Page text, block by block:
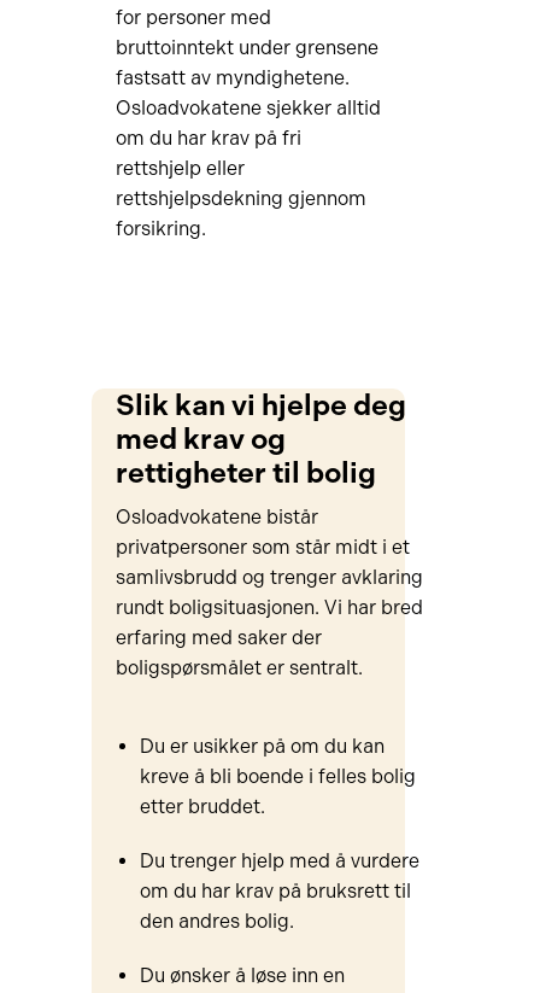
for personer med
bruttoinntekt under grensene
fastsatt av myndighetene.
Osloadvokatene sjekker alltid
om du har krav på fri
rettshjelp eller
rettshjelpsdekning gjennom
forsikring.
Slik kan vi hjelpe deg
med krav og
rettigheter til bolig
Osloadvokatene bistår
privatpersoner som står midt i et
samlivsbrudd og trenger avklaring
rundt boligsituasjonen. Vi har bred
erfaring med saker der
boligspørsmålet er sentralt.
Du er usikker på om du kan
kreve å bli boende i felles bolig
etter bruddet.
Du trenger hjelp med å vurdere
om du har krav på bruksrett til
den andres bolig.
Du ønsker å løse inn en